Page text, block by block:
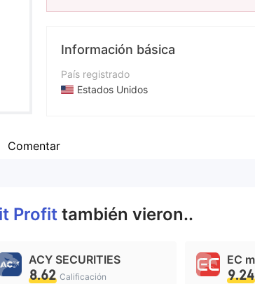
Información básica
País registrado
Estados Unidos
Comentar
Profit también vieron..
ACY SECURITIES
8.62 Calificación
EC
9.24